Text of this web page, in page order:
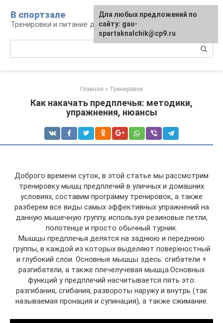
контенту
В спортзале
Тренировки и питание для здоровья
Главная » Тренировки
Как накачать предплечья: методики,
упражнения, нюансы
Доброго времени суток, в этой статье мы рассмотрим
тренировку мышц предплечий в уличных и домашних
условиях, составим программу тренировок, а также
разберем все виды самых эффективных упражнений на
данную мышечную группу, используя резиновые петли,
полотенце и просто обычный турник.
Мышцы предплечья делятся на заднюю и переднюю
группы, в каждой из которых выделяют поверхностный
и глубокий слои. Основные мышцы здесь: сгибатели +
разгибатели, а также плечелучевая мышца.Основных
функций у предплечий насчитывается пять это:
разгибания, сгибания, развороты наружу и внутрь (так
называемая пронация и супинация), а также сжимание.
Для любых предложений по
сайту: gau-
spartaknalchik@cp9.ru